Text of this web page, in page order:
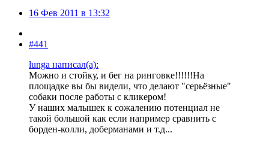
16 Фев 2011 в 13:32
#441
lunga написал(а):
Можно и стойку, и бег на ринговке!!!!!!На
площадке вы бы видели, что делают "серьёзные"
собаки после работы с кликером!
У наших малышек к сожалению потенциал не
такой большой как если например сравнить с
борден-колли, доберманами и т.д...